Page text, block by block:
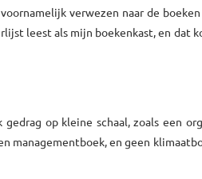
verwezen naar de boeken
leest als mijn boekenkast, en dat
op kleine schaal, zoals een
managementboek, en geen